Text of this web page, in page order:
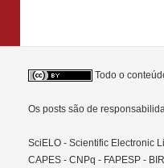
Todo o
Os posts são de
SciELO - Scientific Electronic
CAPES - CNPq - FAPESP -